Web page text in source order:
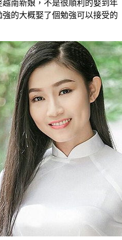
南新娘，不是很順利的娶到年
的大概娶了個勉強可以接受的